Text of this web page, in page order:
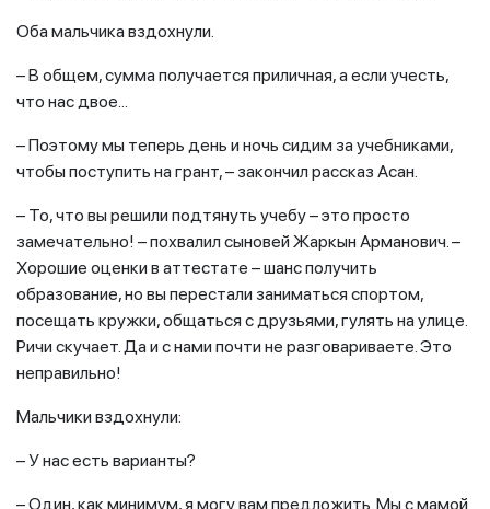
Оба мальчика вздохнули.
– В общем, сумма получается приличная, а если учесть,
что нас двое...
– Поэтому мы теперь день и ночь сидим за учебниками,
чтобы поступить на грант, – закончил рассказ Асан.
– То, что вы решили подтянуть учебу – это просто
замечательно! – похвалил сыновей Жаркын Арманович. –
Хорошие оценки в аттестате – шанс получить
образование, но вы перестали заниматься спортом,
посещать кружки, общаться с друзьями, гулять на улице.
Ричи скучает. Да и с нами почти не разговариваете. Это
неправильно!
Мальчики вздохнули:
– У нас есть варианты?
– Один, как минимум, я могу вам предложить. Мы с мамой